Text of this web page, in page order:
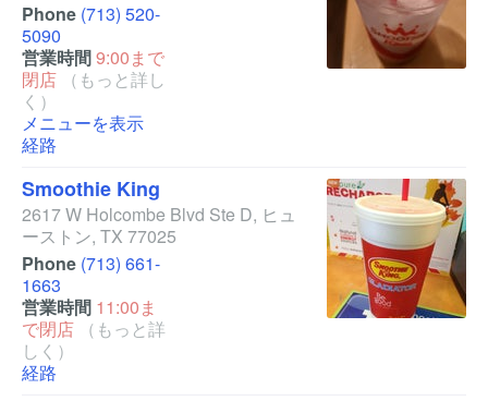
Phone (713) 520-
5090
営業時間9:00まで
閉店
（もっと詳し
く）
メニューを表示
経路
Smoothie King
2617 W Holcombe Blvd Ste D, ヒュ
ーストン, TX 77025
Phone (713) 661-
1663
営業時間 11:00ま
で閉店
（もっと詳
しく）
経路